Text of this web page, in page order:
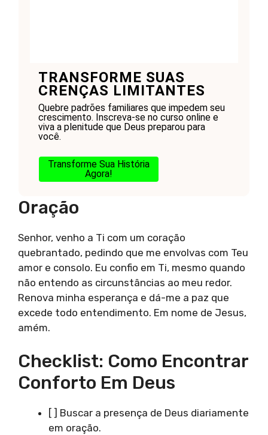
TRANSFORME SUAS
CRENÇAS LIMITANTES
Quebre padrões familiares que impedem seu
crescimento. Inscreva-se no curso online e
viva a plenitude que Deus preparou para
você.
Transforme Sua História
Agora!
Oração
Senhor, venho a Ti com um coração
quebrantado, pedindo que me envolvas com Teu
amor e consolo. Eu confio em Ti, mesmo quando
não entendo as circunstâncias ao meu redor.
Renova minha esperança e dá-me a paz que
excede todo entendimento. Em nome de Jesus,
amém.
Checklist: Como Encontrar
Conforto Em Deus
[ ] Buscar a presença de Deus diariamente
em oração.